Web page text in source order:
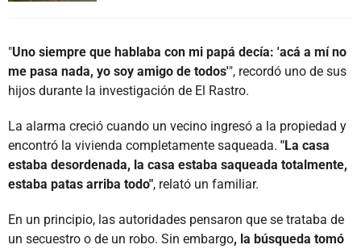
"Uno siempre que hablaba con mi papá decía: 'acá a mí no
me pasa nada, yo soy amigo de todos'", recordó uno de sus
hijos durante la investigación de El Rastro.
La alarma creció cuando un vecino ingresó a la propiedad y
encontró la vivienda completamente saqueada. "La casa
estaba desordenada, la casa estaba saqueada totalmente,
estaba patas arriba todo", relató un familiar.
En un principio, las autoridades pensaron que se trataba de
un secuestro o de un robo. Sin embargo, la búsqueda tomó